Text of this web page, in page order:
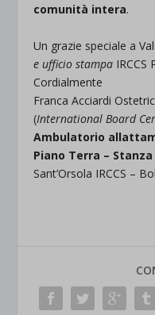
comunità intera.
Un grazie speciale a
e ufficio stampa IRCCS
Cordialmente
Franca Acciardi
(International Board
Ambulatorio
Piano Terra – Stanza
Sant’Orsola IRCCS –